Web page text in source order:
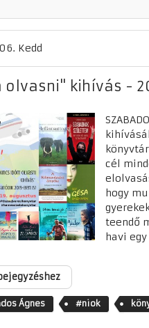
Kedd
olvasni" kihívás -
cél
hogy
teendő
havi egy
Ágnes #niok